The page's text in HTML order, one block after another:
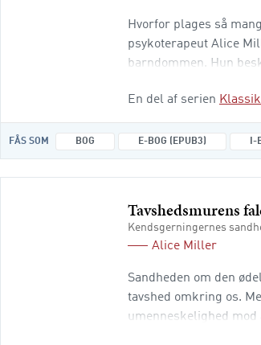
Hvorfor plages så
psykoterapeut Alice
barndommen. Hun
En del af serien
FÅS SOM BOG E-BOG (EPUB3) I-
Tavshedsmurens
Kendsgerningernes
Alice Miller
Sandheden om den
tavshed omkring os.
umenneskelighed